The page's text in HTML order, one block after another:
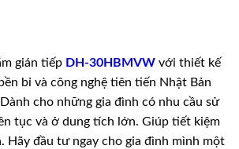
gián tiếp DH-30HBMVW với thiết kế
bỉ và công nghệ tiên tiến Nhật Bản
cho những gia đình có nhu cầu sử
tục và ở dung tích lớn. Giúp tiết kiệm
Hãy đầu tư ngay cho gia đình mình một